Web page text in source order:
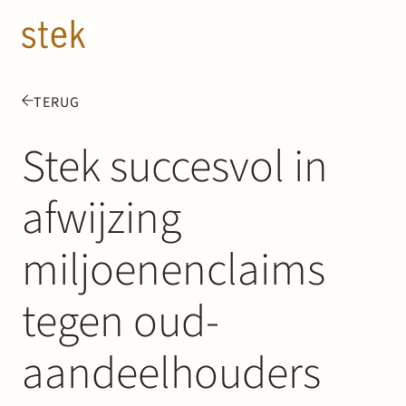
TERUG
Stek succesvol in
afwijzing
miljoenenclaims
tegen oud-
aandeelhouders
Mensen
Expertise
Over ons
Track record
News & Insights
Contact